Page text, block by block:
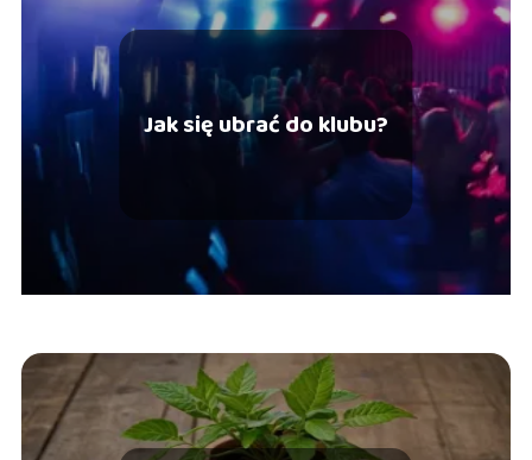
Jak się ubrać do klubu?